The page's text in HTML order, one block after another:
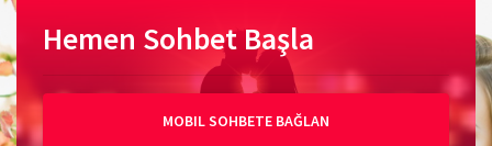
Hemen Sohbet Başla
MOBIL SOHBETE BAĞLAN